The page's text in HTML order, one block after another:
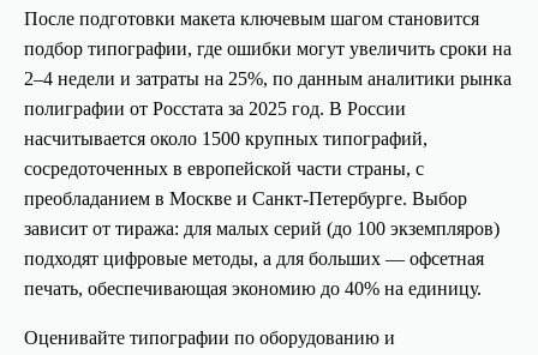
После подготовки макета ключевым шагом становится
подбор типографии, где ошибки могут увеличить сроки на
2–4 недели и затраты на 25%, по данным аналитики рынка
полиграфии от Росстата за 2025 год. В России
насчитывается около 1500 крупных типографий,
сосредоточенных в европейской части страны, с
преобладанием в Москве и Санкт-Петербурге. Выбор
зависит от тиража: для малых серий (до 100 экземпляров)
подходят цифровые методы, а для больших — офсетная
печать, обеспечивающая экономию до 40% на единицу.
Оценивайте типографии по оборудованию и